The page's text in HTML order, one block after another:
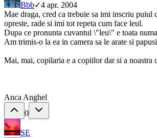
Bbb✓4 apr. 2004
Mae draga, cred ca trebuie sa imi inscriu puiul
opreste, rade si imi tot repeta cum face leul.
Dupa ce pronunta cuvantul \"leu\" e toata
Am trimis-o la ea in camera sa le arate si
Mai, mai, copilaria e a copiilor dar si a noastra
Anca Anghel
0
SE